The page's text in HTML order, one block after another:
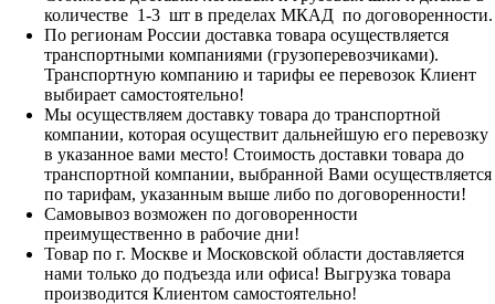
количестве 1-3 шт в пределах МКАД по договоренности.
По регионам России доставка товара осуществляется
транспортными компаниями (грузоперевозчиками).
Транспортную компанию и тарифы ее перевозок Клиент
выбирает самостоятельно!
Мы осуществляем доставку товара до транспортной
компании, которая осуществит дальнейшую его перевозку
в указанное вами место! Стоимость доставки товара до
транспортной компании, выбранной Вами осуществляется
по тарифам, указанным выше либо по договоренности!
Самовывоз возможен по договоренности
преимущественно в рабочие дни!
Товар по г. Москве и Московской области доставляется
нами только до подъезда или офиса! Выгрузка товара
производится Клиентом самостоятельно!